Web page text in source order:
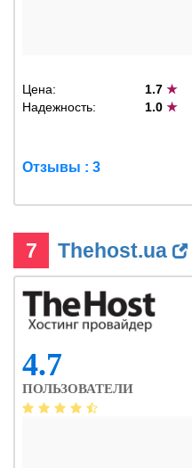
Цена: 1.7★
Надежность:
1.0★
Отзывы : 3
7 Thehost.ua
4.7
ПОЛЬЗОВАТЕЛИ